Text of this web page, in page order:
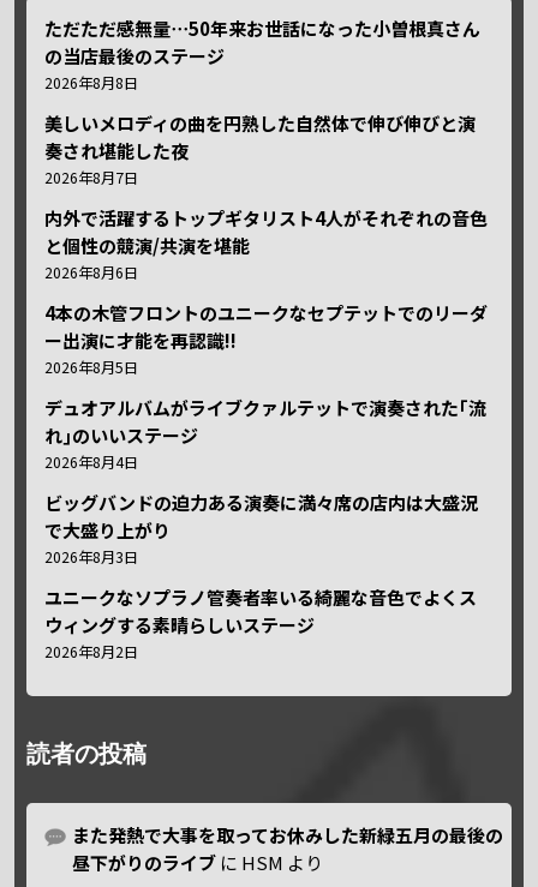
ただただ感無量⋯50年来お世話になった小曽根真さん
の当店最後のステージ
2026年8月8日
美しいメロディの曲を円熟した自然体で伸び伸びと演
奏され堪能した夜
2026年8月7日
内外で活躍するトップギタリスト4人がそれぞれの音色
と個性の競演/共演を堪能
2026年8月6日
4本の木管フロントのユニークなセプテットでのリーダ
ー出演に才能を再認識!!
2026年8月5日
デュオアルバムがライブクァルテットで演奏された｢流
れ｣のいいステージ
2026年8月4日
ビッグバンドの迫力ある演奏に満々席の店内は大盛況
で大盛り上がり
2026年8月3日
ユニークなソプラノ管奏者率いる綺麗な音色でよくス
ウィングする素晴らしいステージ
2026年8月2日
読者の投稿
また発熱で大事を取ってお休みした新緑五月の最後の
昼下がりのライブ に HSM より